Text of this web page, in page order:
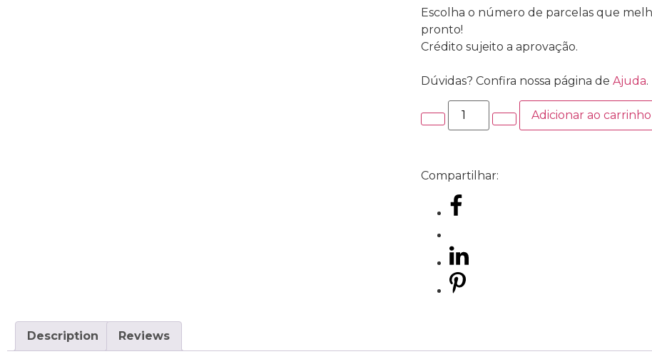
Escolha o número de parcelas que
pronto!
Crédito sujeito a aprovação.
Dúvidas? Confira nossa página de Ajuda.
Adicionar ao carrinho
Compartilhar:
Description Reviews